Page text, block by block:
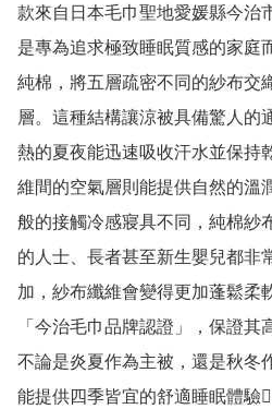
款來自日本毛巾聖地愛媛縣今治
是專為追求極致睡眠質感的家庭
純棉，將五層疏密不同的紗布交
層。這種結構讓涼被具備驚人的
熱的夏夜能迅速吸收汗水並保持
維間的空氣層則能提供自然的溫
般的接觸冷感寢具不同，純棉紗
的人士、長者甚至新生嬰兒都非
加，紗布纖維會變得更加蓬鬆柔
「今治毛巾品牌認證」，保證其
不論是炎夏作為主被，還是秋冬
能提供四季皆宜的舒適睡眠體驗